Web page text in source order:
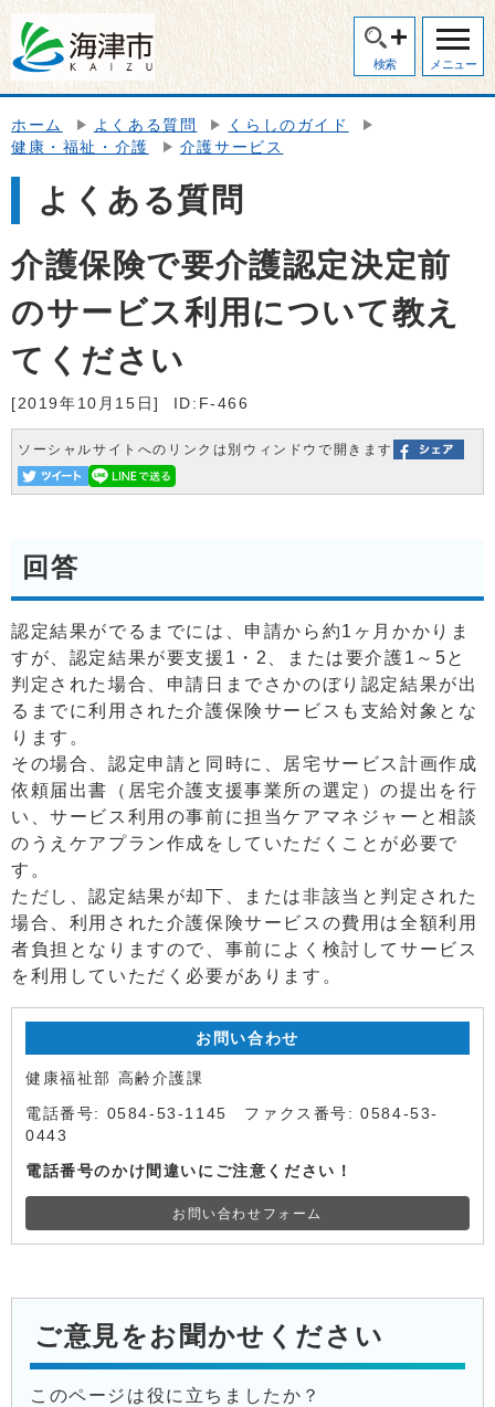
検索 メニュー
ホーム よくある質問
くらしのガイド
健康・福祉・介護
介護サービス
よくある質問
介護保険で要介護認定決定前
のサービス利用について教え
てください
[2019年10月15日] ID:F-466
ソーシャルサイトへのリンクは別ウィンドウで開きます
回答
認定結果がでるまでには、申請から約1ヶ月かかりま
すが、認定結果が要支援1・2、または要介護1～5と
判定された場合、申請日までさかのぼり認定結果が出
るまでに利用された介護保険サービスも支給対象とな
ります。
その場合、認定申請と同時に、居宅サービス計画作成
依頼届出書（居宅介護支援事業所の選定）の提出を行
い、サービス利用の事前に担当ケアマネジャーと相談
のうえケアプラン作成をしていただくことが必要で
す。
ただし、認定結果が却下、または非該当と判定された
場合、利用された介護保険サービスの費用は全額利用
者負担となりますので、事前によく検討してサービス
を利用していただく必要があります。
お問い合わせ
健康福祉部 高齢介護課
電話番号: 0584-53-1145 ファクス番号: 0584-53-
0443
電話番号のかけ間違いにご注意ください！
お問い合わせフォーム
ご意見をお聞かせください
このページは役に立ちましたか？